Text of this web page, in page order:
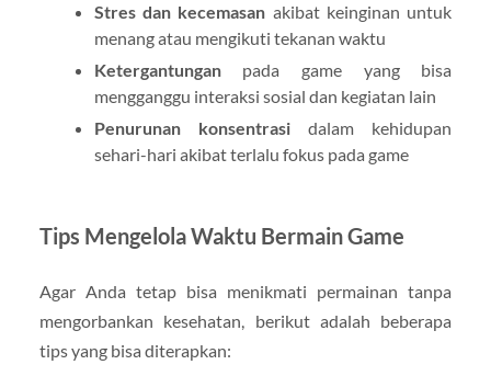
Stres dan kecemasan akibat keinginan untuk
menang atau mengikuti tekanan waktu
Ketergantunganpada game yang bisa
mengganggu interaksi sosial dan kegiatan lain
Penurunan konsentrasidalam kehidupan
sehari-hari akibat terlalu fokus pada game
Tips Mengelola Waktu Bermain Game
Agar Anda tetap bisa menikmati permainan tanpa
mengorbankan kesehatan, berikut adalah beberapa
tips yang bisa diterapkan: